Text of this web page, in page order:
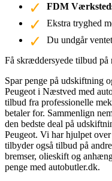
FDM
Ekstra tryghed
Du undgår
Få skræddersyede tilbud
Spar penge på udskiftning
Peugeot i Næstved med
tilbud fra professionelle
betaler for. Sammenlign
den bedste deal på
Peugeot. Vi har hjulpet
tilbyder også tilbud på
bremser, olieskift og
penge med autobutler.dk.